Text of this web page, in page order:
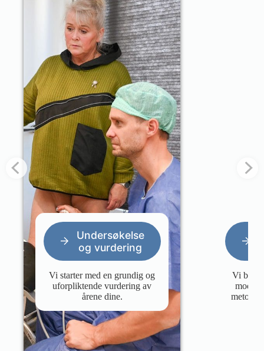
Undersøkelse
og vurdering
Vi starter med en grundig og
uforpliktende vurdering av
årene dine.
Vi